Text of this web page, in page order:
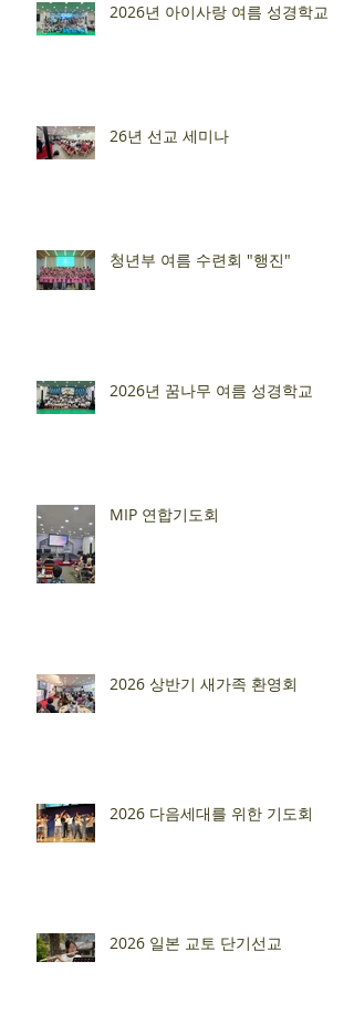
2026년 아이사랑 여름 성경학교
26년 선교 세미나
청년부 여름 수련회 "행진"
2026년 꿈나무 여름 성경학교
MIP 연합기도회
2026 상반기 새가족 환영회
2026 다음세대를 위한 기도회
2026 일본 교토 단기선교